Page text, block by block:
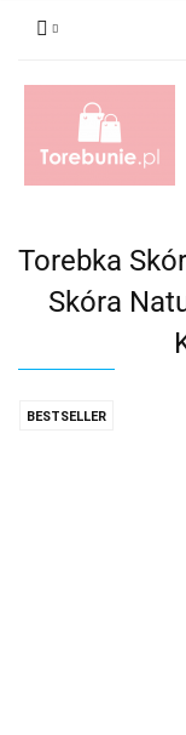
Torebka
Skóra
BESTSELLER